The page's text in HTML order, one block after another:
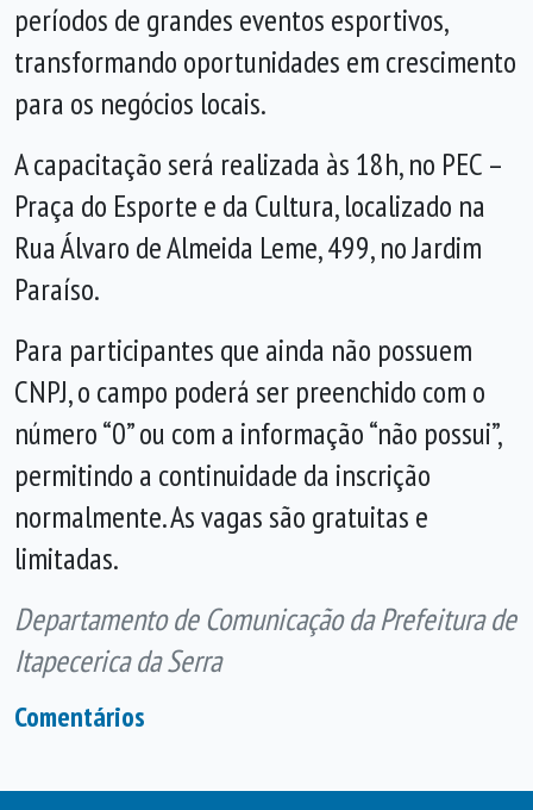
períodos de grandes eventos esportivos,
transformando oportunidades em crescimento
para os negócios locais.
A capacitação será realizada às 18h, no PEC –
Praça do Esporte e da Cultura, localizado na
Rua Álvaro de Almeida Leme, 499, no Jardim
Paraíso.
Para participantes que ainda não possuem
CNPJ, o campo poderá ser preenchido com o
número “0” ou com a informação “não possui”,
permitindo a continuidade da inscrição
normalmente. As vagas são gratuitas e
limitadas.
Departamento de Comunicação da Prefeitura de
Itapecerica da Serra
Comentários